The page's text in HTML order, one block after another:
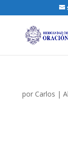
por Carlos |